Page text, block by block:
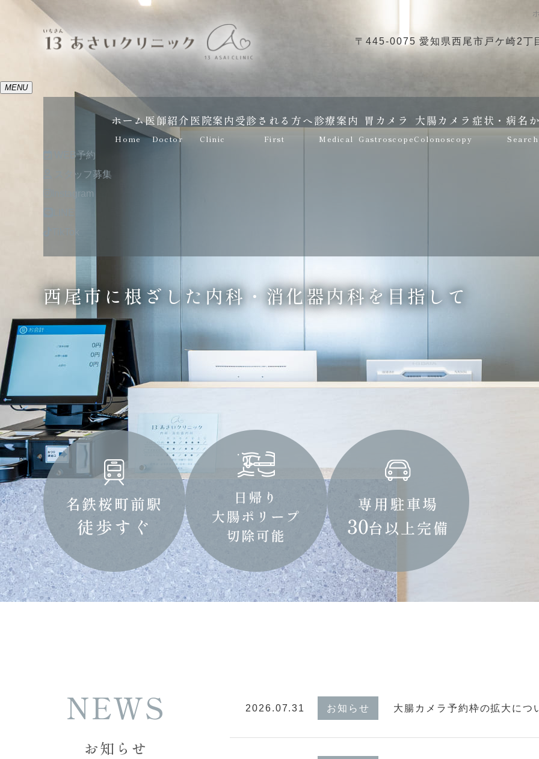
〒445-0075 愛知県西尾市戸ケ崎2丁
MENU
ホーム
Home
医師紹介
Doctor
医院案内
Clinic
受診される方へ
First
診療案内
Medical
胃カメラ
Gastroscope
大腸カメラ
Colonoscopy
症状・病名
Search
WEB予約
スタッフ募集
Instagram
西尾市に根ざした内科・消化器内科を目指して
お知らせ
2026.07.31 お知らせ 大腸カメラ予約枠の拡大につ